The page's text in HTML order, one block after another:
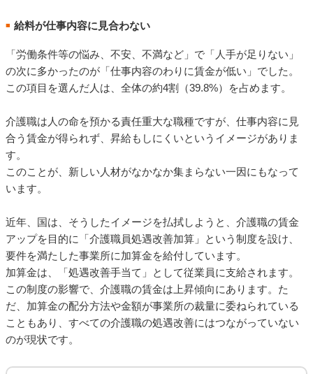
■ 給料が仕事内容に見合わない
「労働条件等の悩み、不安、不満など」で「人手が足りない」
の次に多かったのが「仕事内容のわりに賃金が低い」でした。
この項目を選んだ人は、全体の約4割（39.8%）を占めます。
介護職は人の命を預かる責任重大な職種ですが、仕事内容に見
合う賃金が得られず、昇給もしにくいというイメージがありま
す。
このことが、新しい人材がなかなか集まらない一因にもなって
います。
近年、国は、そうしたイメージを払拭しようと、介護職の賃金
アップを目的に「介護職員処遇改善加算」という制度を設け、
要件を満たした事業所に加算金を給付しています。
加算金は、「処遇改善手当て」として従業員に支給されます。
この制度の影響で、介護職の賃金は上昇傾向にあります。た
だ、加算金の配分方法や金額が事業所の裁量に委ねられている
こともあり、すべての介護職の処遇改善にはつながっていない
のが現状です。